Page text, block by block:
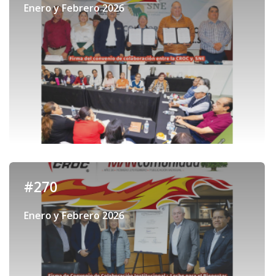
Enero y Febrero 2026
#270
Enero y Febrero 2026